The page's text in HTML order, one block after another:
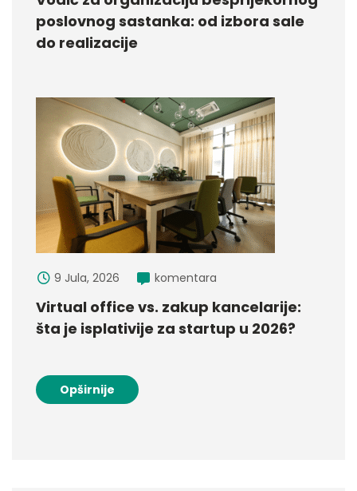
poslovnog sastanka: od izbora sale
do realizacije
9 Jula, 2026 komentara
Virtual office vs. zakup kancelarije:
šta je isplativije za startup u 2026?
Opširnije